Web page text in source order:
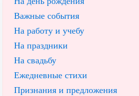
Важные события
На работу и учебу
На праздники
На свадьбу
Ежедневные стихи
Признания и предложения